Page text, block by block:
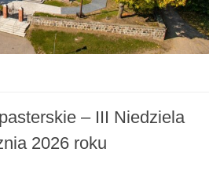
– III Niedziela
2026 roku